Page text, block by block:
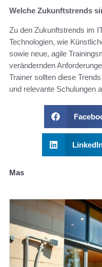
Welche Zukunftstrends
Zu den Zukunftstrends im
Technologien, wie
sowie neue, agile
verändernden
Trainer sollten diese
und relevante Schulungen
Mas